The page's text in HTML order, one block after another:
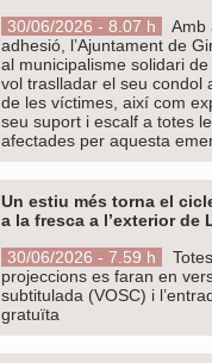
30/06/2026 - 8.07 h
Amb
adhesió, l’Ajuntament de
al municipalisme solidari
vol traslladar el seu condol
de les víctimes, així com
seu suport i escalf a totes
afectades per aquesta
Un estiu més torna el
a la fresca a l’exterior de
30/06/2026 - 7.59 h
projeccions es faran en
subtitulada (VOSC) i
gratuïta